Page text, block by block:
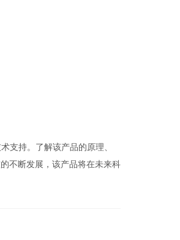
支持。了解该产品的原理、
不断发展，该产品将在未来科